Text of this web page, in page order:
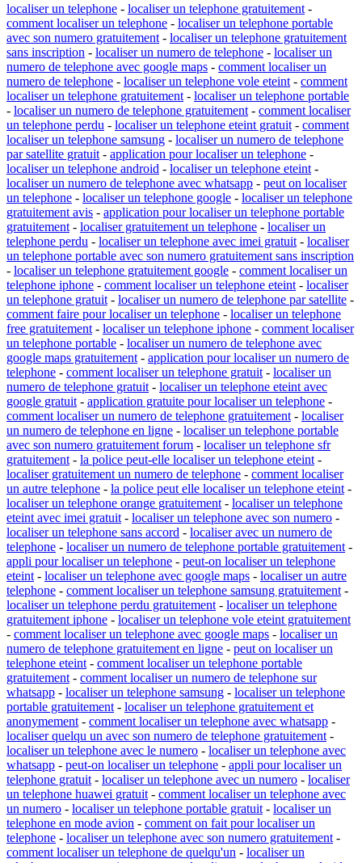
localiser un telephone - localiser un telephone gratuitement -
comment localiser un telephone - localiser un telephone portable
avec son numero gratuitement - localiser un telephone gratuitement
sans inscription - localiser un numero de telephone - localiser un
numero de telephone avec google maps - comment localiser un
numero de telephone - localiser un telephone vole eteint - comment
localiser un telephone gratuitement - localiser un telephone portable
- localiser un numero de telephone gratuitement - comment localiser
un telephone perdu - localiser un telephone eteint gratuit - comment
localiser un telephone samsung - localiser un numero de telephone
par satellite gratuit - application pour localiser un telephone -
localiser un telephone android - localiser un telephone eteint -
localiser un numero de telephone avec whatsapp - peut on localiser
un telephone - localiser un telephone google - localiser un telephone
gratuitement avis - application pour localiser un telephone portable
gratuitement - localiser gratuitement un telephone - localiser un
telephone perdu - localiser un telephone avec imei gratuit - localiser
un telephone portable avec son numero gratuitement sans inscription
- localiser un telephone gratuitement google - comment localiser un
telephone iphone - comment localiser un telephone eteint - localiser
un telephone gratuit - localiser un numero de telephone par satellite -
comment faire pour localiser un telephone - localiser un telephone
free gratuitement - localiser un telephone iphone - comment localiser
un telephone portable - localiser un numero de telephone avec
google maps gratuitement - application pour localiser un numero de
telephone - comment localiser un telephone gratuit - localiser un
numero de telephone gratuit - localiser un telephone eteint avec
google gratuit - application gratuite pour localiser un telephone -
comment localiser un numero de telephone gratuitement - localiser
un numero de telephone en ligne - localiser un telephone portable
avec son numero gratuitement forum - localiser un telephone sfr
gratuitement - la police peut-elle localiser un telephone eteint -
localiser gratuitement un numero de telephone - comment localiser
un autre telephone - la police peut elle localiser un telephone eteint -
localiser un telephone orange gratuitement - localiser un telephone
eteint avec imei gratuit - localiser un telephone avec son numero -
localiser un telephone sans accord - localiser avec un numero de
telephone - localiser un numero de telephone portable gratuitement -
appli pour localiser un telephone - peut-on localiser un telephone
eteint - localiser un telephone avec google maps - localiser un autre
telephone - comment localiser un telephone samsung gratuitement -
localiser un telephone perdu gratuitement - localiser un telephone
gratuitement iphone - localiser un telephone vole eteint gratuitement
- comment localiser un telephone avec google maps - localiser un
numero de telephone gratuitement en ligne - peut on localiser un
telephone eteint - comment localiser un telephone portable
gratuitement - comment localiser un numero de telephone sur
whatsapp - localiser un telephone samsung - localiser un telephone
portable gratuitement - localiser un telephone gratuitement et
anonymement - comment localiser un telephone avec whatsapp -
localiser quelqu un avec son numero de telephone gratuitement -
localiser un telephone avec le numero - localiser un telephone avec
whatsapp - peut-on localiser un telephone - appli pour localiser un
telephone gratuit - localiser un telephone avec un numero - localiser
un telephone huawei gratuit - comment localiser un telephone avec
un numero - localiser un telephone portable gratuit - localiser un
telephone en mode avion - comment on fait pour localiser un
telephone - localiser un telephone avec son numero gratuitement -
comment localiser un telephone de quelqu'un - localiser un